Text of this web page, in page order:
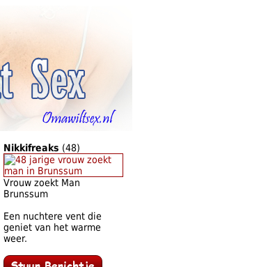
Nikkifreaks (48)
Vrouw zoekt Man
Brunssum
Een nuchtere vent die
geniet van het warme
weer.